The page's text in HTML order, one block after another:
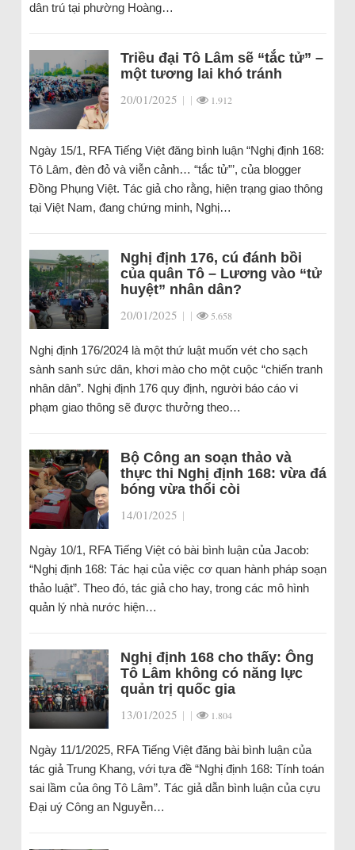
dân trú tại phường Hoàng…
Triều đại Tô Lâm sẽ “tắc tử” –
một tương lai khó tránh
20/01/2025 | | 1.912
Ngày 15/1, RFA Tiếng Việt đăng bình luận “Nghị định 168:
Tô Lâm, đèn đỏ và viễn cảnh… “tắc tử”’, của blogger
Đồng Phụng Việt. Tác giả cho rằng, hiện trạng giao thông
tại Việt Nam, đang chứng minh, Nghị…
Nghị định 176, cú đánh bồi
của quân Tô – Lương vào “tử
huyệt” nhân dân?
20/01/2025 | | 5.658
Nghị định 176/2024 là một thứ luật muốn vét cho sạch
sành sanh sức dân, khơi mào cho một cuộc “chiến tranh
nhân dân”. Nghị định 176 quy định, người báo cáo vi
phạm giao thông sẽ được thưởng theo…
Bộ Công an soạn thảo và
thực thi Nghị định 168: vừa đá
bóng vừa thổi còi
14/01/2025 |
Ngày 10/1, RFA Tiếng Việt có bài bình luận của Jacob:
“Nghị định 168: Tác hại của việc cơ quan hành pháp soạn
thảo luật”. Theo đó, tác giả cho hay, trong các mô hình
quản lý nhà nước hiện…
Nghị định 168 cho thấy: Ông
Tô Lâm không có năng lực
quản trị quốc gia
13/01/2025 | | 1.804
Ngày 11/1/2025, RFA Tiếng Việt đăng bài bình luận của
tác giả Trung Khang, với tựa đề “Nghị định 168: Tính toán
sai lầm của ông Tô Lâm”. Tác giả dẫn bình luận của cựu
Đại uý Công an Nguyễn…